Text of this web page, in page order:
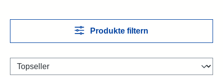
Produkte filtern